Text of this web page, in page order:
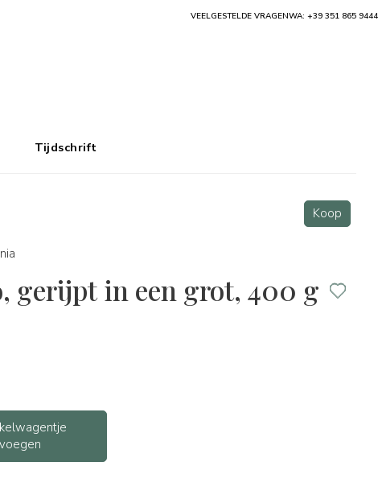
Koop
gerijpt in een grot, 400 g
VEELGESTELDE VRAGENWA: +39 351 865 9444
Tijdschrift